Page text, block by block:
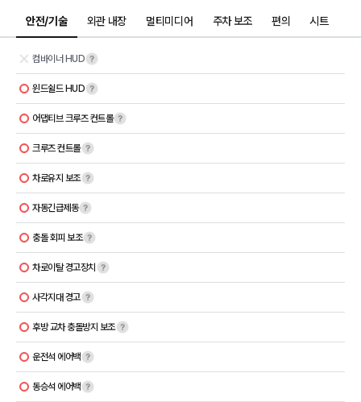
안전/기술 외관 내장 멀티미디어 주차 보조 편의 시트
컴바이너 HUD
윈드쉴드 HUD
어댑티브 크루즈 컨트롤
크루즈 컨트롤
차로유지 보조
자동긴급제동
충돌 회피 보조
차로이탈 경고장치
사각지대 경고
후방 교차 충돌방지 보조
운전석 에어백
동승석 에어백